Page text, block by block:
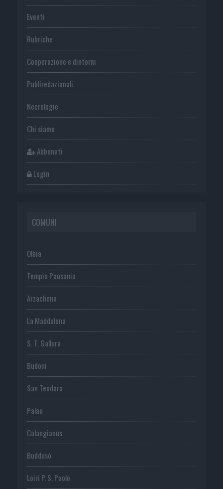
Eventi
Rubriche
Cooperazione e dintorni
Publiredazionali
Necrologie
Chi siamo
Abbonati
Login
COMUNI
Olbia
Tempio Pausania
Arzachena
La Maddalena
S. T. Gallura
Budoni
San Teodoro
Palau
Calangianus
Buddusò
Loiri P. S. Paolo